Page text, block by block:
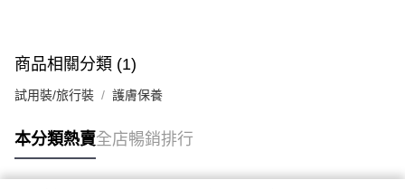
商品相關分類 (1)
試用裝/旅行裝 護膚保養
本分類熱賣全店暢銷排行